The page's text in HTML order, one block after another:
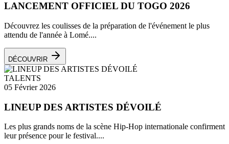
LANCEMENT OFFICIEL DU TOGO 2026
Découvrez les coulisses de la préparation de l'événement le plus
attendu de l'année à Lomé....
DÉCOUVRIR
TALENTS
05 Février 2026
LINEUP DES ARTISTES DÉVOILÉ
Les plus grands noms de la scène Hip-Hop internationale confirment
leur présence pour le festival....